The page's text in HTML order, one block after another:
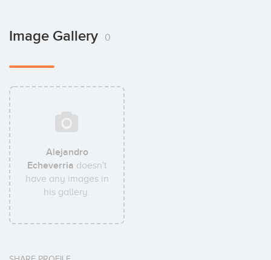
Image Gallery 0
Alejandro
Echeverria doesn't
have any images in
his gallery.